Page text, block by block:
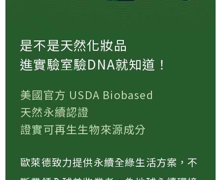
是不是天然化妝品
進實驗室驗DNA就知道！
美國官方 USDA Biobased
天然永續認證
證實可再生生物來源成分
歐萊德致力提供永續全綠生活方案，不